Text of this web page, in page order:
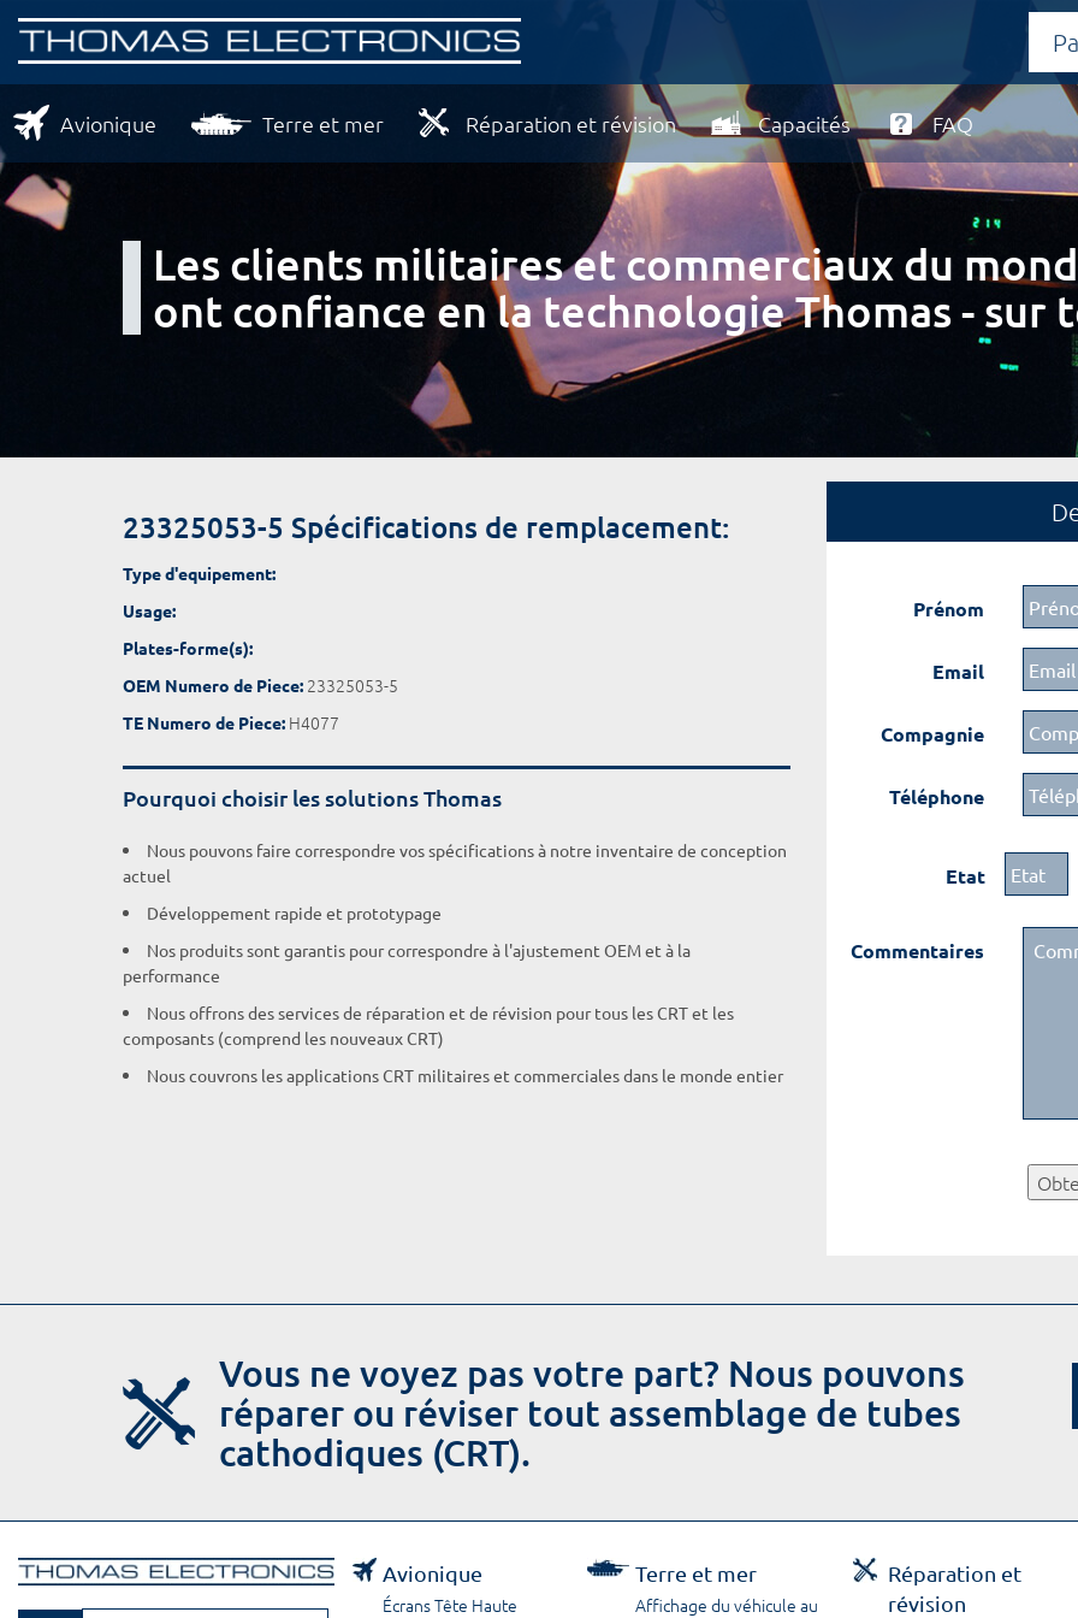
Avionique Terre et mer Réparation et révision Capacités FAQ
Les clients militaires et commerciaux du
ont confiance en la technologie Thomas - sur
23325053-5 Spécifications de remplacement:
Type d'equipement:
Usage:
Plates-forme(s):
OEM Numero de Piece: 23325053-5
TE Numero de Piece: H4077
Pourquoi choisir les solutions Thomas
Nous pouvons faire correspondre vos spécifications à notre inventaire de conception
actuel
Développement rapide et prototypage
Nos produits sont garantis pour correspondre à l'ajustement OEM et à la
performance
Nous offrons des services de réparation et de révision pour tous les CRT et les
composants (comprend les nouveaux CRT)
Nous couvrons les applications CRT militaires et commerciales dans le monde entier
Prénom
Email
Compagnie
Téléphone
Etat
Commentaires
Vous ne voyez pas votre part? Nous pouvons
réparer ou réviser tout assemblage de tubes
cathodiques (CRT).
Avionique
Écrans Tête Haute
Terre et mer
Affichage du véhicule au
Réparation et
révision